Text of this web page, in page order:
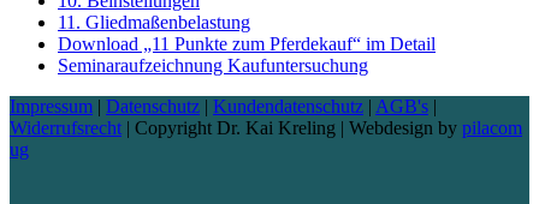
11. Gliedmaßenbelastung
Download „11 Punkte zum Pferdekauf“ im Detail
Seminaraufzeichnung Kaufuntersuchung
Impressum | Datenschutz | Kundendatenschutz | AGB's |
Widerrufsrecht | Copyright Dr. Kai Kreling | Webdesign by pilacom
ug